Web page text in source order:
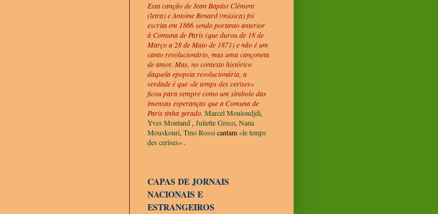
Esta canção de Jean Baptist Clément
(letra) e Antoine Renard (música) foi
escrita em 1866 sendo portanto anterior
à Comuna de Paris (que durou de 18 de
Março a 28 de Maio de 1871) e não é um
canto revolucionário, mas uma cançoneta
de amor. Mas, no contexto histórico
daquela epopeia revolucionária, a
verdade é que «le temps des cerises»
ficou para sempre como um símbolo das
imensas esperanças que a Comuna de
Paris tinha gerado. Marcel Mouloudjdi,
Yves Montand , Juliette Greco, Nana
Mouskouri, Tino Rossicantam «le temps
des cerises» .
CAPAS DE JORNAIS
NACIONAIS E
ESTRANGEIROS